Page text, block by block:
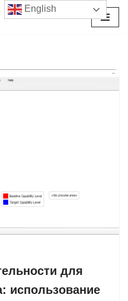
для
использование
English